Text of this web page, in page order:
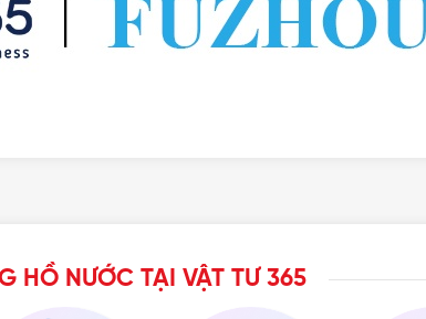
LOẠI Đồng hồ nước,Đồng hồ
HỒ NƯỚC TẠI VẬT TƯ 365